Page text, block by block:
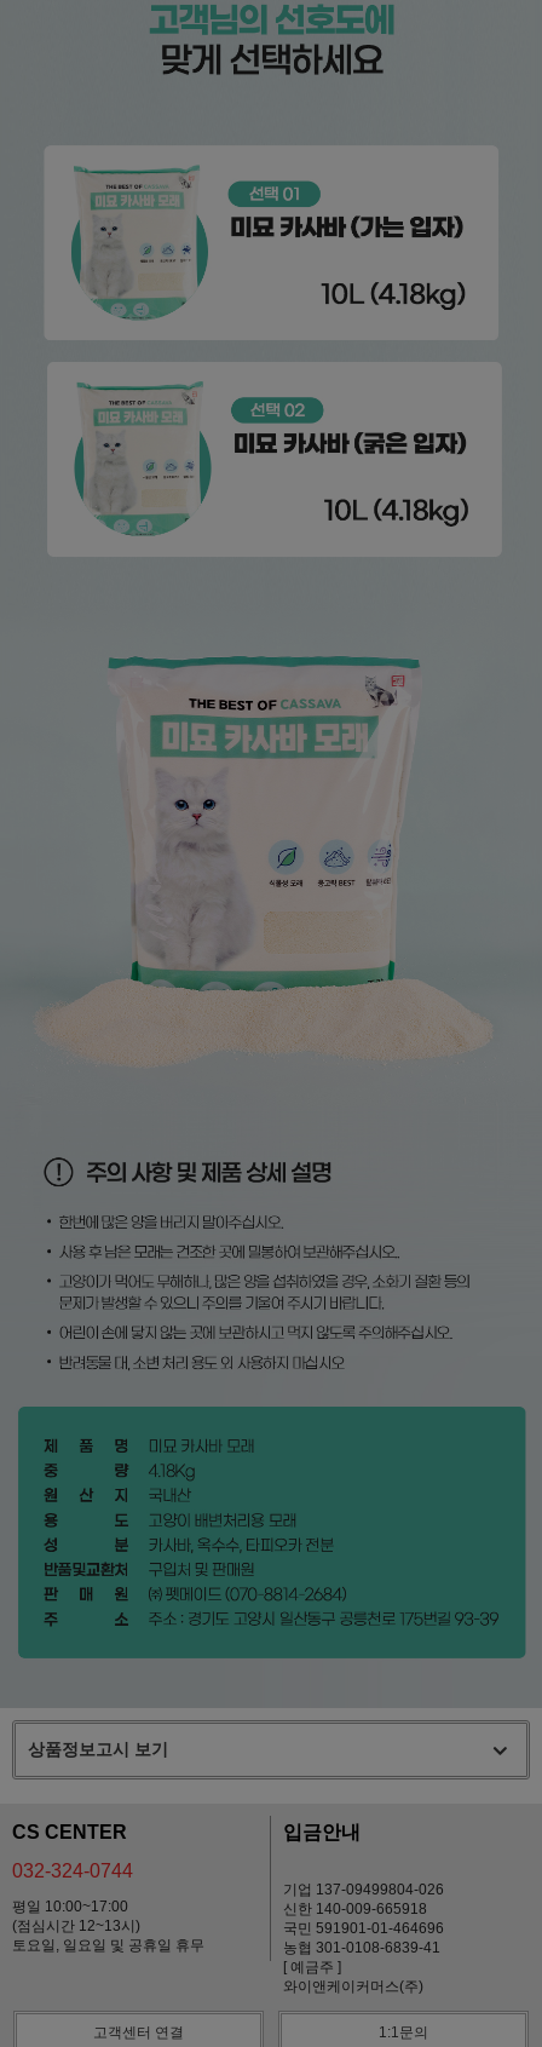
상품정보고시 보기
CS CENTER
032-324-0744
평일 10:00~17:00
(점심시간 12~13시)
토요일, 일요일 및 공휴일 휴무
입금안내
기업 137-09499804-026
신한 140-009-665918
국민 591901-01-464696
농협 301-0108-6839-41
[ 예금주 ]
와이앤케이커머스(주)
고객센터 연결 1:1문의